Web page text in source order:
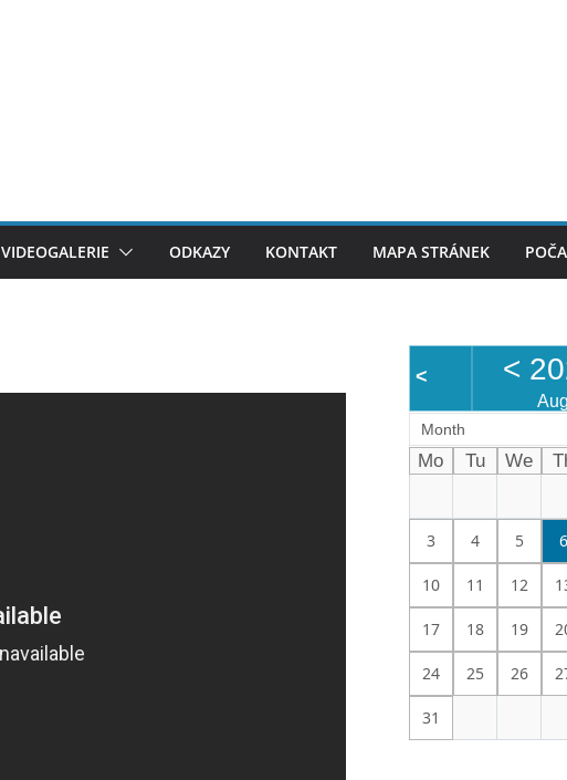
VIDEOGALERIE ODKAZY KONTAKT MAPA STRÁNEK
< <
Month
Mo Tu We
3 4 5 6
10 11 12
17 18 19
24 25 26
31